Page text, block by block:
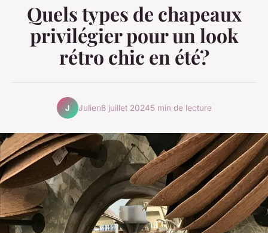
Quels types de chapeaux
privilégier pour un look
rétro chic en été?
J Julien8 juillet 20245 min de lecture